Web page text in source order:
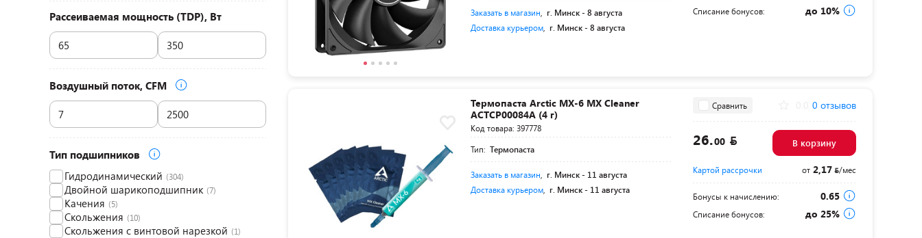
Рассеиваемая мощность (TDP), Вт
Воздушный поток, CFM
Тип подшипников
Гидродинамический (304)
Двойной шарикоподшипник (7)
Качения (5)
Скольжения (10)
Скольжения с винтовой нарезкой (1)
Заказать в магазин г. Минск -8 августа
Доставка курьером г. Минск -8 августа
Списание бонусов: до 10%
Термопаста Arctic MX-6 MX Cleaner
ACTCP00084A (4 г)
Код товара: 397778
Тип: Термопаста
Заказать в магазин г. Минск - 11 августа
Доставка курьером г. Минск - 11 августа
Сравнить 0 отзывов
26.00 В корзину
Картой рассрочки от2,17 /мес
Бонусы к начислению: 0.65
Списание бонусов: до 25%